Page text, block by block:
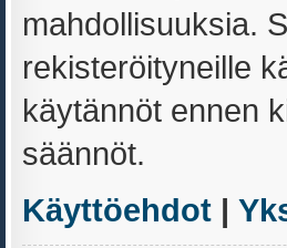
mahdollisuuksia.
rekisteröityneille
käytännöt ennen
säännöt.
Käyttöehdot |